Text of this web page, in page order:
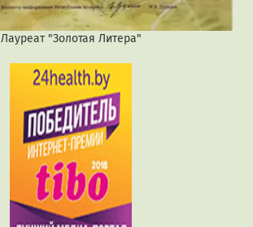
Лауреат "Золотая Литера"